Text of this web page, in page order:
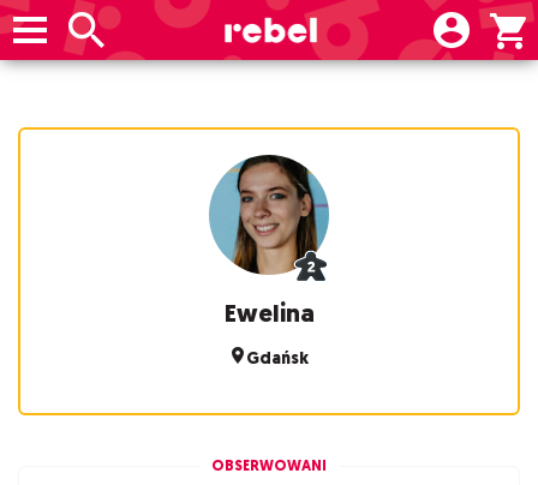
Ewelina
Gdańsk
OBSERWOWANI